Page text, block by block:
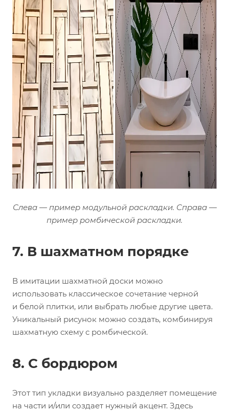
Слева — пример модульной раскладки. Справа —
пример ромбической раскладки.
7. В шахматном порядке
В имитации шахматной доски можно
использовать классическое сочетание черной
и белой плитки, или выбрать любые другие цвета.
Уникальный рисунок можно создать, комбинируя
шахматную схему с ромбической.
8. С бордюром
Этот тип укладки визуально разделяет помещение
на части и/или создает нужный акцент. Здесь